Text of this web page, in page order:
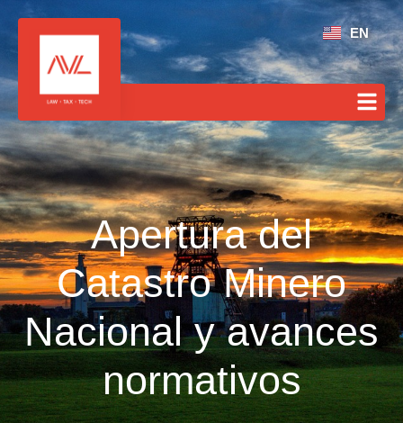
EN
Apertura del
Catastro Minero
Nacional y avances
normativos